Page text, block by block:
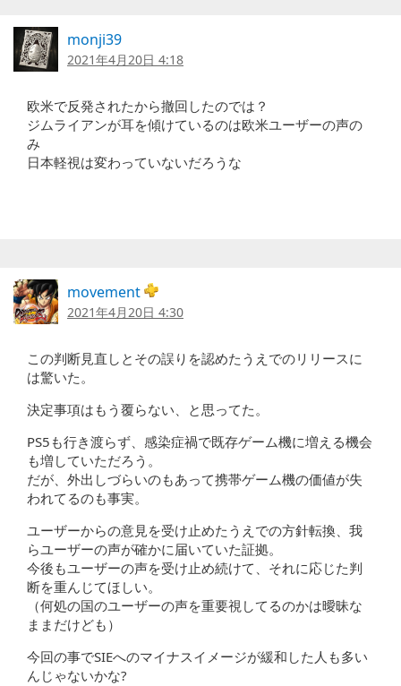
monji39
2021年4月20日 4:18
欧米で反発されたから撤回したのでは？
ジムライアンが耳を傾けているのは欧米ユーザーの声の
み
日本軽視は変わっていないだろうな
movement
2021年4月20日 4:30
この判断見直しとその誤りを認めたうえでのリリースに
は驚いた。
決定事項はもう覆らない、と思ってた。
PS5も行き渡らず、感染症禍で既存ゲーム機に増える機会
も増していただろう。
だが、外出しづらいのもあって携帯ゲーム機の価値が失
われてるのも事実。
ユーザーからの意見を受け止めたうえでの方針転換、我
らユーザーの声が確かに届いていた証拠。
今後もユーザーの声を受け止め続けて、それに応じた判
断を重んじてほしい。
（何処の国のユーザーの声を重要視してるのかは曖昧な
ままだけども）
今回の事でSIEへのマイナスイメージが緩和した人も多い
んじゃないかな?